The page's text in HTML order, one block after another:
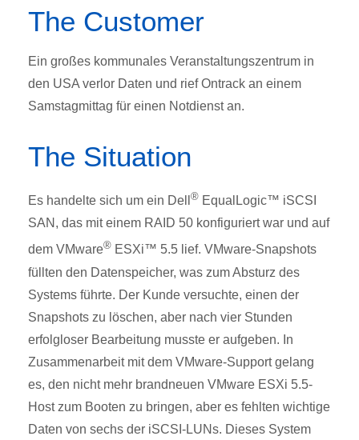
The Customer
Ein großes kommunales Veranstaltungszentrum in
den USA verlor Daten und rief Ontrack an einem
Samstagmittag für einen Notdienst an.
The Situation
Es handelte sich um ein Dell ® EqualLogic™ iSCSI
SAN, das mit einem RAID 50 konfiguriert war und auf
dem VMware® ESXi™ 5.5 lief. VMware-Snapshots
füllten den Datenspeicher, was zum Absturz des
Systems führte. Der Kunde versuchte, einen der
Snapshots zu löschen, aber nach vier Stunden
erfolgloser Bearbeitung musste er aufgeben. In
Zusammenarbeit mit dem VMware-Support gelang
es, den nicht mehr brandneuen VMware ESXi 5.5-
Host zum Booten zu bringen, aber es fehlten wichtige
Daten von sechs der iSCSI-LUNs. Dieses System